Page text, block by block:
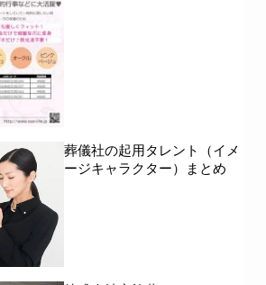
葬儀社の起用タレント（イメ
ージキャラクター）まとめ